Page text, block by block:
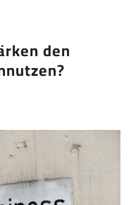
den